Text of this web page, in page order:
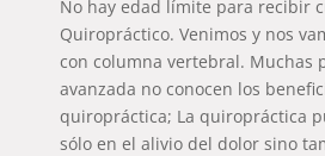
No hay edad límite para recibir
Quiropráctico. Venimos y nos
con columna vertebral. Muchas
avanzada no conocen los
quiropráctica; La quiropráctica
sólo en el alivio del dolor sino